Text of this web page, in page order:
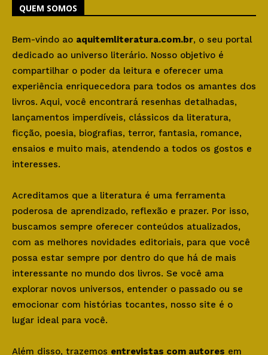
QUEM SOMOS
Bem-vindo ao aquitemliteratura.com.br, o seu portal
dedicado ao universo literário. Nosso objetivo é
compartilhar o poder da leitura e oferecer uma
experiência enriquecedora para todos os amantes dos
livros. Aqui, você encontrará resenhas detalhadas,
lançamentos imperdíveis, clássicos da literatura,
ficção, poesia, biografias, terror, fantasia, romance,
ensaios e muito mais, atendendo a todos os gostos e
interesses.
Acreditamos que a literatura é uma ferramenta
poderosa de aprendizado, reflexão e prazer. Por isso,
buscamos sempre oferecer conteúdos atualizados,
com as melhores novidades editoriais, para que você
possa estar sempre por dentro do que há de mais
interessante no mundo dos livros. Se você ama
explorar novos universos, entender o passado ou se
emocionar com histórias tocantes, nosso site é o
lugar ideal para você.
Além disso, trazemos entrevistas com autores em